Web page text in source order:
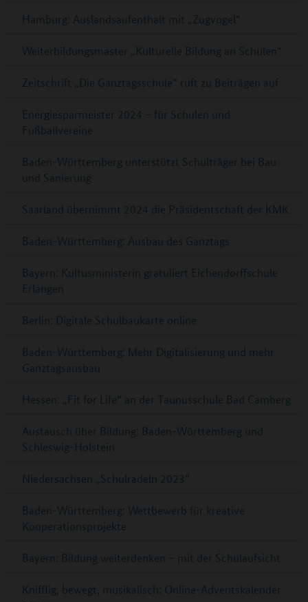
Hamburg: Auslandsaufenthalt mit „Zugvogel“
Weiterbildungsmaster „Kulturelle Bildung an Schulen“
Zeitschrift „Die Ganztagsschule“ ruft zu Beiträgen auf
Energiesparmeister 2024 – für Schulen und
Fußballvereine
Baden-Württemberg unterstützt Schulträger bei Bau
und Sanierung
Saarland übernimmt 2024 die Präsidentschaft der KMK
Baden-Württemberg: Ausbau des Ganztags
Bayern: Kultusministerin gratuliert Eichendorffschule
Erlangen
Berlin: Digitale Schulbaukarte online
Baden-Württemberg: Mehr Digitalisierung und mehr
Ganztagsausbau
Hessen: „Fit for Life“ an der Taunusschule Bad Camberg
Austausch über Bildung: Baden-Württemberg und
Schleswig-Holstein
Niedersachsen „Schulradeln 2023“
Baden-Württemberg: Wettbewerb für kreative
Kooperationsprojekte
Bayern: Bildung weiterdenken – mit der Schulaufsicht
Knifflig, bewegt, musikalisch: Online-Adventskalender